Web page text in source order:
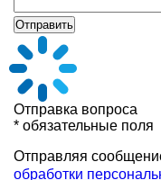
Отправка вопроса
* обязательные поля
Отправляя
обработки